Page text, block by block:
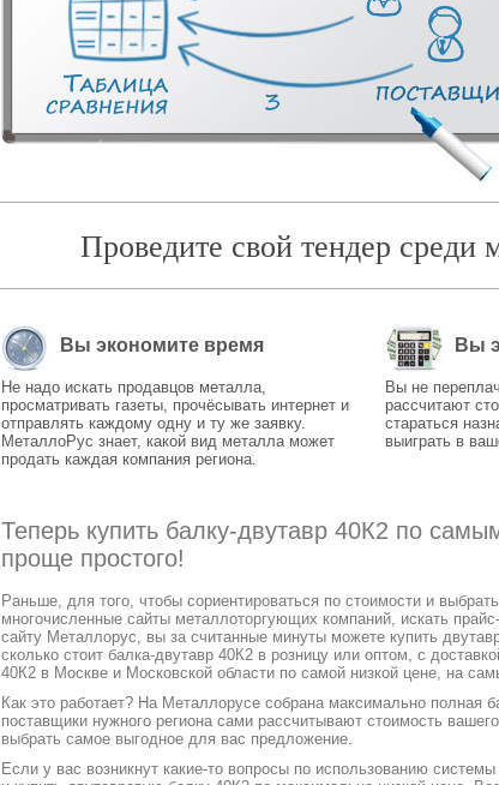
Проведите свой тендер
Вы экономите время
Не надо искать продавцов металла,
просматривать газеты, прочёсывать интернет и
отправлять каждому одну и ту же заявку.
МеталлоРус знает, какой вид металла может
продать каждая компания региона.
Вы
Вы не
рассчитают
стараться
выиграть в
Теперь купить балку-двутавр 40К2 по
проще простого!
Раньше, для того, чтобы сориентироваться по стоимости и
многочисленные сайты металлоторгующих компаний, искать
сайту Металлорус, вы за считанные минуты можете купить
сколько стоит балка-двутавр 40К2 в розницу или оптом, с
40К2 в Москве и Московской области по самой низкой цене, на
Как это работает? На Металлорусе собрана максимально
поставщики нужного региона сами рассчитывают стоимость
выбрать самое выгодное для вас предложение.
Если у вас возникнут какие-то вопросы по использованию